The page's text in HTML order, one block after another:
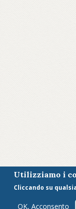
Utilizziamo i
Cliccando su
OK, Acconsento